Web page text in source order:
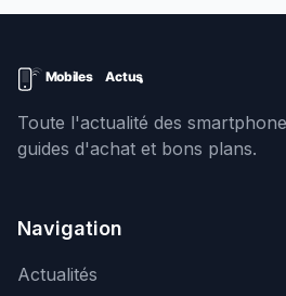
Toute l'actualité des
guides d'achat et bons plans.
Navigation
Actualités